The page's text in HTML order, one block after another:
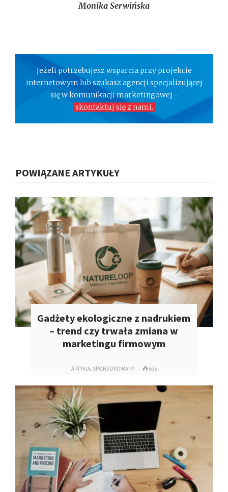
Monika Serwińska
Jeżeli potrzebujesz wsparcia przy projekcie
internetowym lub szukasz agencji specjalizującej
się w komunikacji marketingowej -
skontaktuj się z nami.
POWIĄZANE ARTYKUŁY
Gadżety ekologiczne z nadrukiem
– trend czy trwała zmiana w
marketingu firmowym
ARTYKUŁ SPONSOROWANY 635